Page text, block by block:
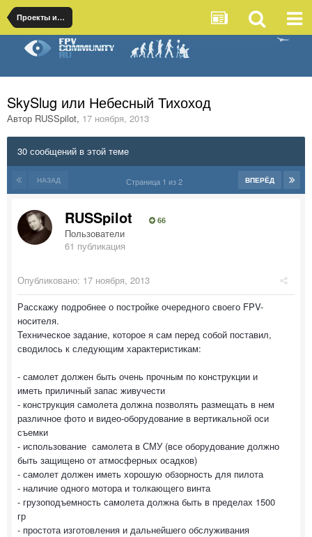
Проекты и отчеты по строительству
SkySlug или Небесный Тихоход
Автор RUSSpilot, 17 ноября, 2013
30 сообщений в этой теме
НАЗАД ВПЕРЁД
Страница 1 из 2
RUSSpilot 66
Пользователи
61 публикация
Опубликовано: 17 ноября, 2013
Расскажу подробнее о постройке очередного своего FPV-
носителя.
Техническое задание, которое я сам перед собой поставил,
сводилось к следующим характеристикам:
- самолет должен быть очень прочным по конструкции и
иметь приличный запас живучести
- конструкция самолета должна позволять размещать в нем
различное фото и видео-оборудование в вертикальной оси
съемки
- использование самолета в СМУ (все оборудование должно
быть защищено от атмосферных осадков)
- самолет должен иметь хорошую обзорность для пилота
- наличие одного мотора и толкающего винта
- грузоподъемность самолета должна быть в пределах 1500
гр
- простота изготовления и дальнейшего обслуживания